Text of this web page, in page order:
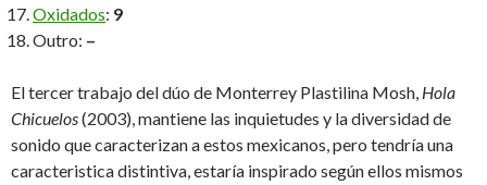
Oxidados: 9
Outro: –
El tercer trabajo del dúo de Monterrey Plastilina Mosh, Hola
Chicuelos(2003), mantiene las inquietudes y la diversidad de
sonido que caracterizan a estos mexicanos, pero tendría una
caracteristica distintiva, estaría inspirado según ellos mismos